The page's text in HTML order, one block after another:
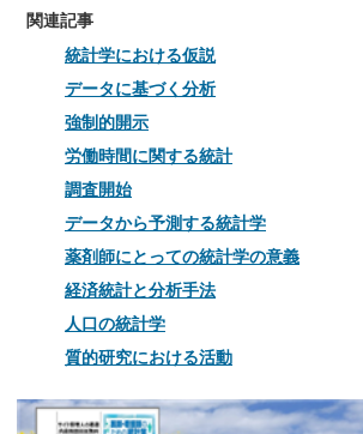
関連記事
統計学における仮説
データに基づく分析
強制的開示
労働時間に関する統計
調査開始
データから予測する統計学
薬剤師にとっての統計学の意義
経済統計と分析手法
人口の統計学
質的研究における活動